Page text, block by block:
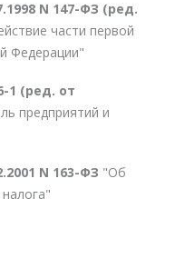
N 147-ФЗ (ред.
части первой
Федерации"
1 (ред. от
предприятий и
N 163-ФЗ "Об